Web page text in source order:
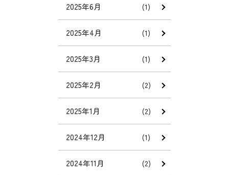
2025年6月 (1)
2025年4月 (1)
2025年3月 (1)
2025年2月 (2)
2025年1月 (2)
2024年12月 (1)
2024年11月 (2)